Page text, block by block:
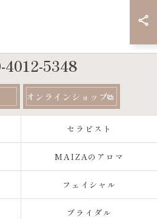
4012-5348
オンラインショップ
セラピスト
MAIZAのアロマ
フェイシャル
ブライダル